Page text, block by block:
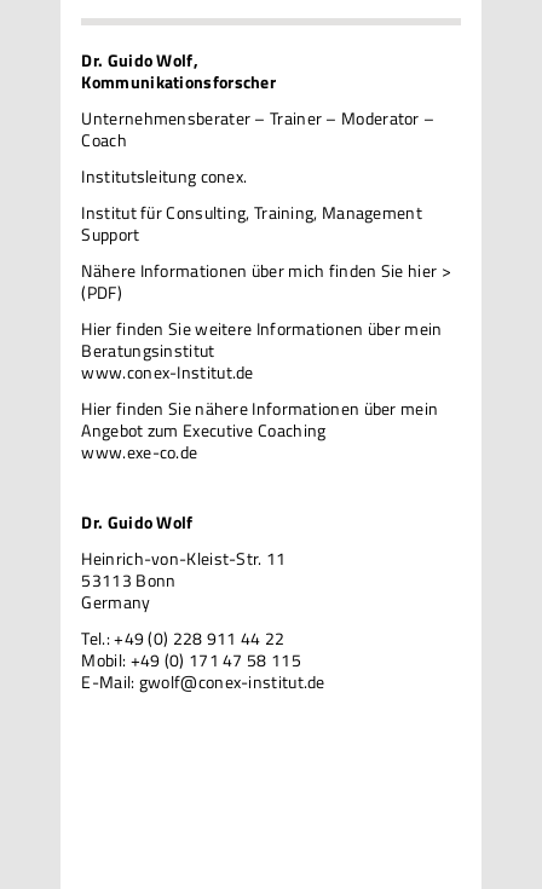
Dr. Guido Wolf,
Kommunikationsforscher
Unternehmensberater – Trainer – Moderator –
Coach
Institutsleitung conex.
Institut für Consulting, Training, Management
Support
Nähere Informationen über mich finden Sie hier >
(PDF)
Hier finden Sie weitere Informationen über mein
Beratungsinstitut
www.conex-Institut.de
Hier finden Sie nähere Informationen über mein
Angebot zum Executive Coaching
www.exe-co.de
Dr. Guido Wolf
Heinrich-von-Kleist-Str. 11
53113 Bonn
Germany
Tel.: +49 (0) 228 911 44 22
Mobil: +49 (0) 171 47 58 115
E-Mail:gwolf@conex-institut.de